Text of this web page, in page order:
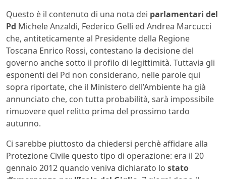
Questo è il contenuto di una nota dei parlamentari del
Pd Michele Anzaldi, Federico Gelli ed Andrea Marcucci
che, antiteticamente al Presidente della Regione
Toscana Enrico Rossi, contestano la decisione del
governo anche sotto il profilo di legittimità. Tuttavia gli
esponenti del Pd non considerano, nelle parole qui
sopra riportate, che il Ministero dell’Ambiente ha già
annunciato che, con tutta probabilità, sarà impossibile
rimuovere quel relitto prima del prossimo tardo
autunno.
Ci sarebbe piuttosto da chiedersi perchè affidare alla
Protezione Civile questo tipo di operazione: era il 20
gennaio 2012 quando veniva dichiarato lo stato